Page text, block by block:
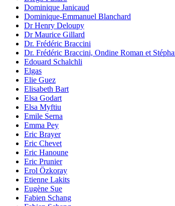
Dominique Janicaud
Dominique-Emmanuel Blanchard
Dr Henry Deloupy
Dr Maurice Gillard
Dr. Frédéric Braccini
Dr. Frédéric Braccini, Ondine Roman et
Edouard Schalchli
Elgas
Elie Guez
Elisabeth Bart
Elsa Godart
Elsa Myftiu
Emile Serna
Emma Pey
Eric Brayer
Eric Chevet
Eric Hanoune
Eric Prunier
Erol Özkoray
Etienne Lakits
Eugène Sue
Fabien Schang